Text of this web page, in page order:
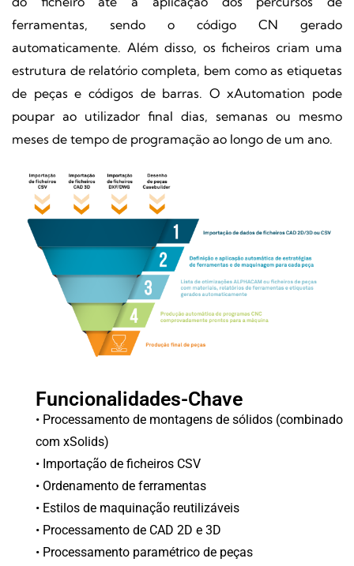
ferramentas, sendo o código CN gerado
automaticamente. Além disso, os ficheiros criam uma
estrutura de relatório completa, bem como as etiquetas
de peças e códigos de barras. O xAutomation pode
poupar ao utilizador final dias, semanas ou mesmo
meses de tempo de programação ao longo de um ano.
Funcionalidades-Chave
• Processamento de montagens de sólidos (combinado
com xSolids)
• Importação de ficheiros CSV
• Ordenamento de ferramentas
• Estilos de maquinação reutilizáveis
• Processamento de CAD 2D e 3D
• Processamento paramétrico de peças